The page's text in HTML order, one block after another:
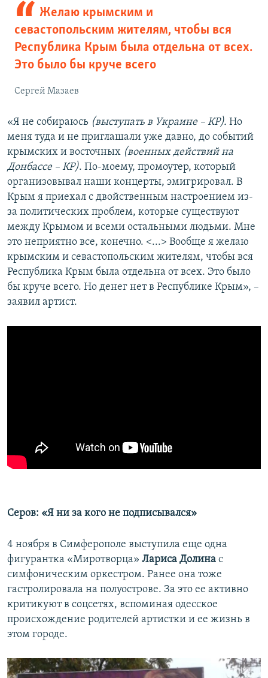
Желаю крымским и
севастопольским жителям, чтобы вся
Республика Крым была отдельна от всех.
Это было бы круче всего
Сергей Мазаев
«Я не собираюсь (выступать в Украине – КР). Но
меня туда и не приглашали уже давно, до событий
крымских и восточных (военных действий на
Донбассе – КР). По-моему, промоутер, который
организовывал наши концерты, эмигрировал. В
Крым я приехал с двойственным настроением из-
за политических проблем, которые существуют
между Крымом и всеми остальными людьми. Мне
это неприятно все, конечно. <...> Вообще я желаю
крымским и севастопольским жителям, чтобы вся
Республика Крым была отдельна от всех. Это было
бы круче всего. Но денег нет в Республике Крым», –
заявил артист.
Серов: «Я ни за кого не подписывался»
4 ноября в Симферополе выступила еще одна
фигурантка «Миротворца» Лариса Долина с
симфоническим оркестром. Ранее она тоже
гастролировала на полуострове. За это ее активно
критикуют в соцсетях, вспоминая одесское
происхождение родителей артистки и ее жизнь в
этом городе.